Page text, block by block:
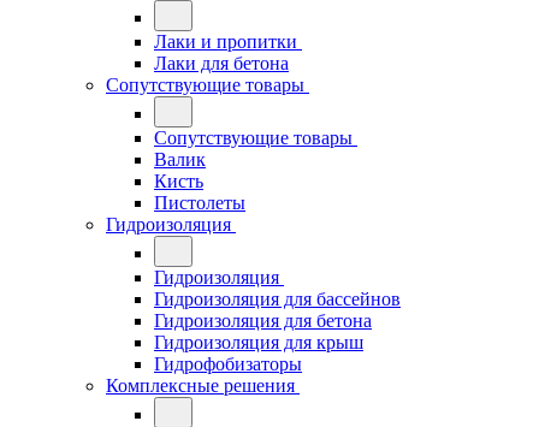
Лаки и пропитки
Лаки для бетона
Сопутствующие товары
Сопутствующие товары
Валик
Кисть
Пистолеты
Гидроизоляция
Гидроизоляция
Гидроизоляция для бассейнов
Гидроизоляция для бетона
Гидроизоляция для крыш
Гидрофобизаторы
Комплексные решения